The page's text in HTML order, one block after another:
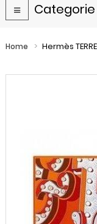
Navigazione
Toggle
Categorie
Home > Hermès